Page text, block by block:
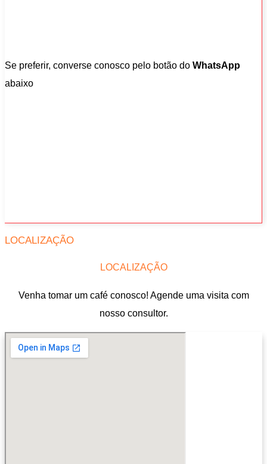
Se preferir, converse conosco pelo botão do WhatsApp
abaixo
LOCALIZAÇÃO
LOCALIZAÇÃO
Venha tomar um café conosco! Agende uma visita com
nosso consultor.